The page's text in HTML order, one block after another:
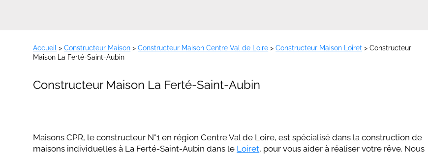
Accueil >Constructeur Maison >Constructeur Maison Centre Val de Loire >Constructeur Maison Loiret >Constructeur
Maison La Ferté-Saint-Aubin
Constructeur Maison La Ferté-Saint-Aubin
Maisons CPR, le constructeur N°1 en région Centre Val de Loire, est spécialisé dans la construction de
maisons individuelles à La Ferté-Saint-Aubin dans le Loiret, pour vous aider à réaliser votre rêve. Nous